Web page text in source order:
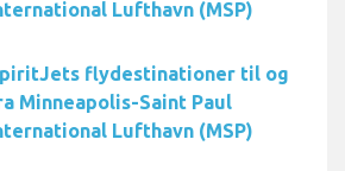
Lufthavn (MSP)
flydestinationer til og
Minneapolis-Saint Paul
Lufthavn (MSP)